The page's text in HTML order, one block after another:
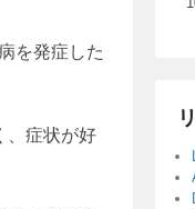
を発症した
、症状が好